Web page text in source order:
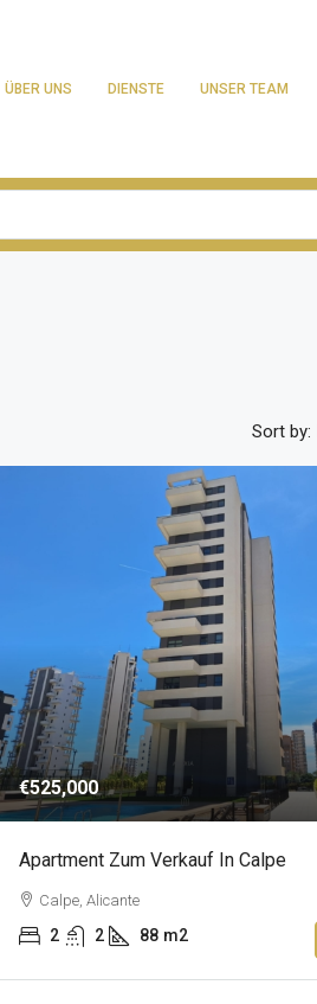
ÜBER UNS DIENSTE UNSER TEAM
Sort by:
€525,000
Apartment Zum Verkauf In Calpe
Calpe, Alicante
2 2 88 m2